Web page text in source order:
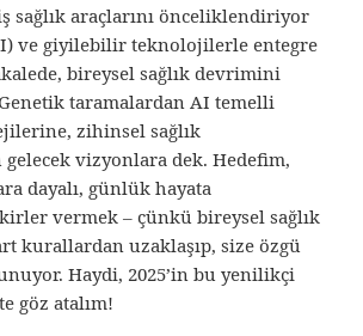
sağlık araçlarını önceliklendiriyor
ve giyilebilir teknolojilerle entegre
bireysel sağlık devrimini
taramalardan AI temelli
zihinsel sağlık
vizyonlara dek. Hedefim,
dayalı, günlük hayata
vermek – çünkü bireysel sağlık
kurallardan uzaklaşıp, size özgü
Haydi, 2025’in bu yenilikçi
göz atalım!